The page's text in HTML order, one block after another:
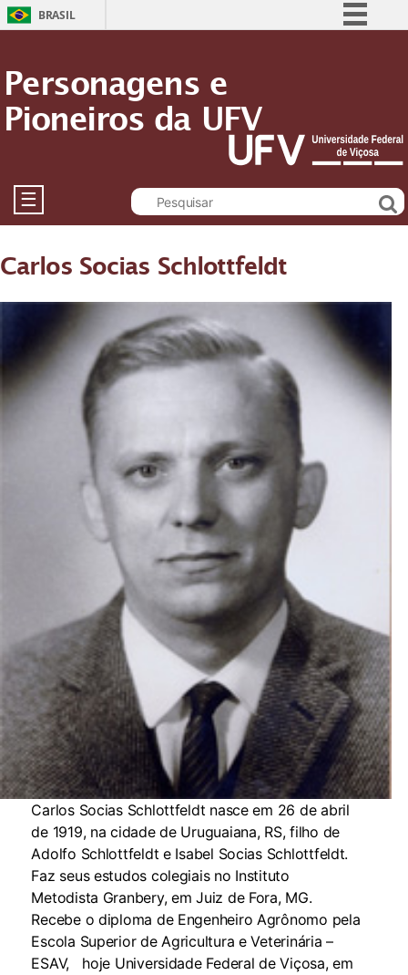
BRASIL
Acesso à informação
Legislação
Canais
Personagens e
Pioneiros da UFV
☰
Carlos Socias Schlottfeldt
Carlos Socias Schlottfeldt nasce em 26 de abril
de 1919, na cidade de Uruguaiana, RS, filho de
Adolfo Schlottfeldt e Isabel Socias Schlottfeldt.
Faz seus estudos colegiais no Instituto
Metodista Granbery, em Juiz de Fora, MG.
Recebe o diploma de Engenheiro Agrônomo pela
Escola Superior de Agricultura e Veterinária –
ESAV, hoje Universidade Federal de Viçosa, em